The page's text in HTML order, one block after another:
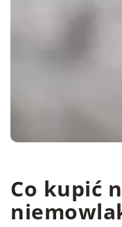
Co kupić